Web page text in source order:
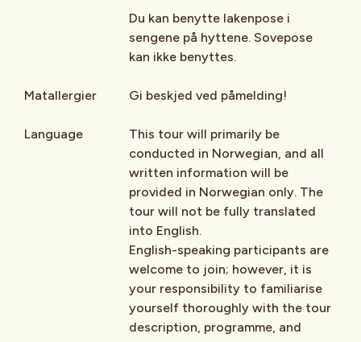
Du kan benytte lakenpose i
sengene på hyttene. Sovepose
kan ikke benyttes.
Matallergier Gi beskjed ved påmelding!
Language
This tour will primarily be
conducted in Norwegian, and all
written information will be
provided in Norwegian only. The
tour will not be fully translated
into English.
English-speaking participants are
welcome to join; however, it is
your responsibility to familiarise
yourself thoroughly with the tour
description, programme, and